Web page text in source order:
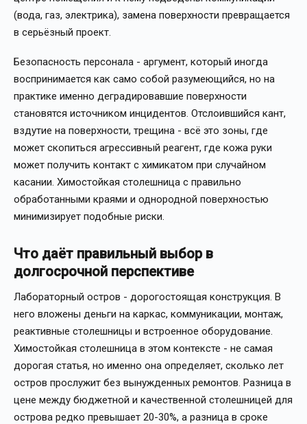
(вода, газ, электрика), замена поверхности превращается
в серьёзный проект.
Безопасность персонала - аргумент, который иногда
воспринимается как само собой разумеющийся, но на
практике именно деградировавшие поверхности
становятся источником инцидентов. Отслоившийся кант,
вздутие на поверхности, трещина - всё это зоны, где
может скопиться агрессивный реагент, где кожа руки
может получить контакт с химикатом при случайном
касании. Химостойкая столешница с правильно
обработанными краями и однородной поверхностью
минимизирует подобные риски.
Что даёт правильный выбор в
долгосрочной перспективе
Лабораторный остров - дорогостоящая конструкция. В
него вложены деньги на каркас, коммуникации, монтаж,
реактивные столешницы и встроенное оборудование.
Химостойкая столешница в этом контексте - не самая
дорогая статья, но именно она определяет, сколько лет
остров прослужит без вынужденных ремонтов. Разница в
цене между бюджетной и качественной столешницей для
острова редко превышает 20-30%, а разница в сроке